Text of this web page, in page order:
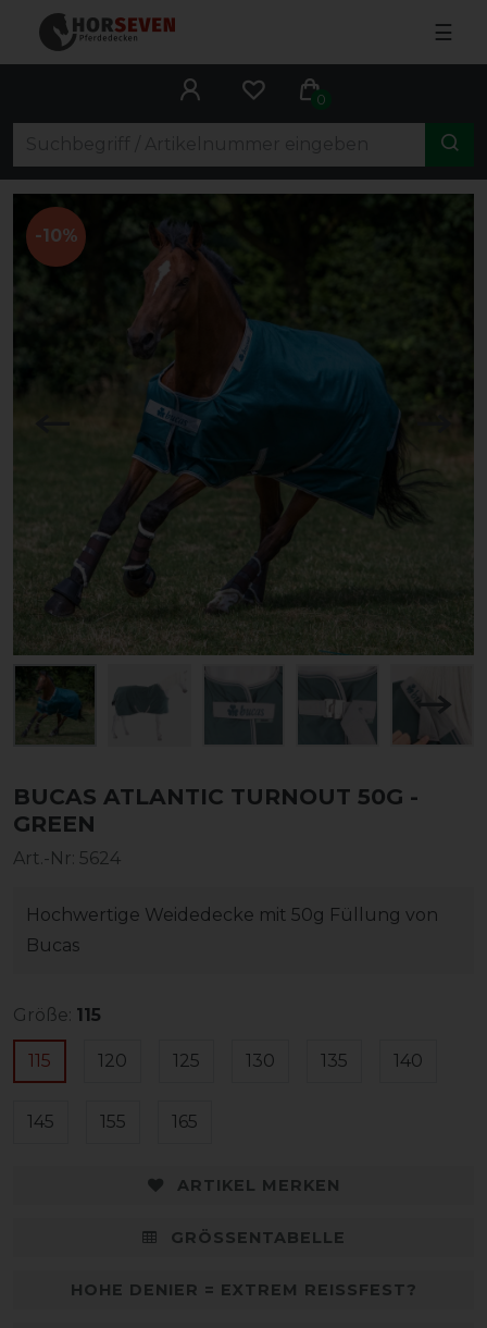
☰
0
-10%
BUCAS ATLANTIC TURNOUT 50G -
GREEN
Art.-Nr: 5624
Hochwertige Weidedecke mit 50g Füllung von
Bucas
Größe: 115
115 120 125 130 135 140
145 155 165
ARTIKEL MERKEN
GRÖSSENTABELLE
HOHE DENIER = EXTREM REISSFEST?